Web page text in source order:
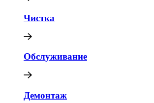
Чистка
Обслуживание
Демонтаж